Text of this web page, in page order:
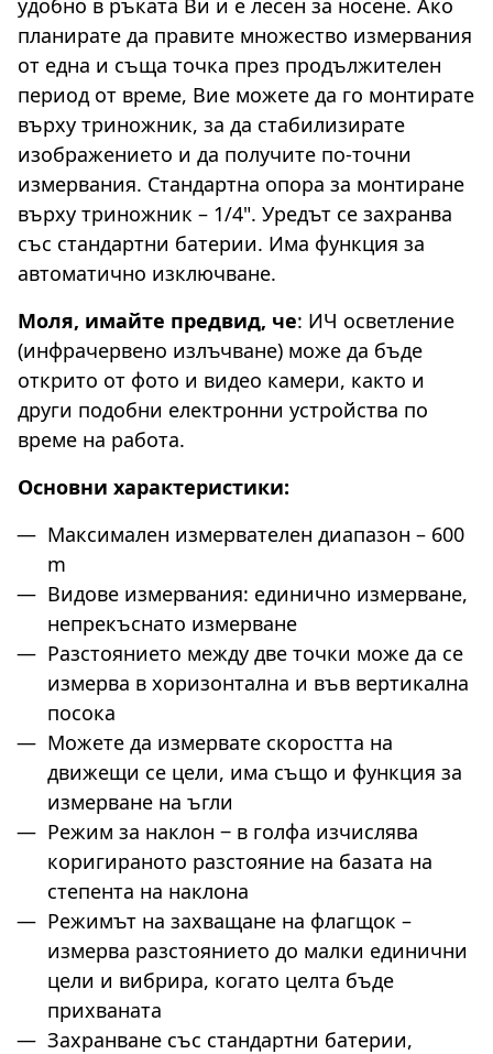
удобно в ръката Ви и е лесен за носене. Ако
планирате да правите множество измервания
от една и съща точка през продължителен
период от време, Вие можете да го монтирате
върху триножник, за да стабилизирате
изображението и да получите по-точни
измервания. Стандартна опора за монтиране
върху триножник – 1/4". Уредът се захранва
със стандартни батерии. Има функция за
автоматично изключване.
Моля, имайте предвид, че: ИЧ осветление
(инфрачервено излъчване) може да бъде
открито от фото и видео камери, както и
други подобни електронни устройства по
време на работа.
Основни характеристики:
Максимален измервателен диапазон – 600
m
Видове измервания: единично измерване,
непрекъснато измерване
Разстоянието между две точки може да се
измерва в хоризонтална и във вертикална
посока
Можете да измервате скоростта на
движещи се цели, има също и функция за
измерване на ъгли
Режим за наклон ‒ в голфа изчислява
коригираното разстояние на базата на
степента на наклона
Режимът на захващане на флагщок –
измерва разстоянието до малки единични
цели и вибрира, когато целта бъде
прихваната
Захранване със стандартни батерии,